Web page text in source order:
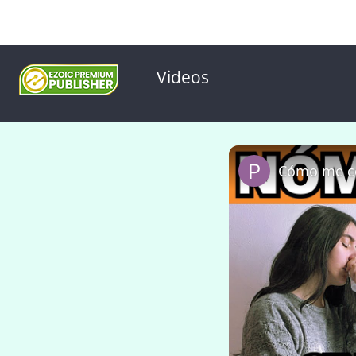
Videos